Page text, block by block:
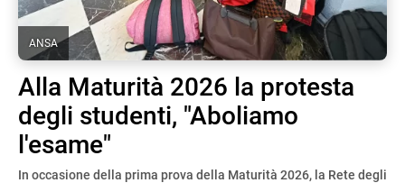
ANSA
Alla Maturità 2026 la protesta
degli studenti, "Aboliamo
l'esame"
In occasione della prima prova della Maturità 2026, la Rete degli